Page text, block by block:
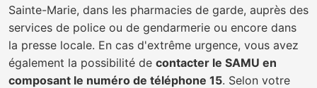
Sainte-Marie, dans les pharmacies de garde, auprès des
services de police ou de gendarmerie ou encore dans
la presse locale. En cas d'extrême urgence, vous avez
également la possibilité de contacter le SAMU en
composant le numéro de téléphone 15. Selon votre